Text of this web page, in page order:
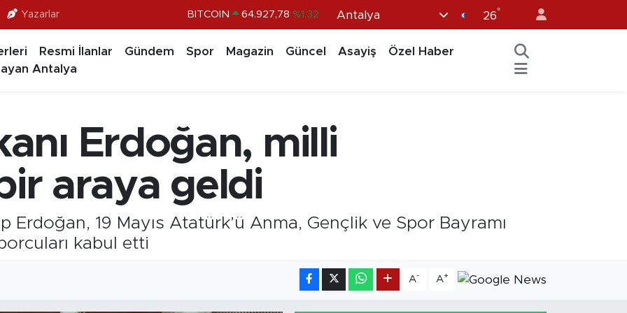
Yazarlar DOLAR 47,5894 %0.08
BITCOIN 64.927,78 %1.32
Antalya 26°
Resmi İlanlar Gündem Spor Magazin Güncel Asayiş
Özel Haber
Antalya
Erdoğan, milli
araya geldi
Erdoğan, 19 Mayıs Atatürk’ü Anma, Gençlik ve Spor Bayramı
kabul etti
A- A+